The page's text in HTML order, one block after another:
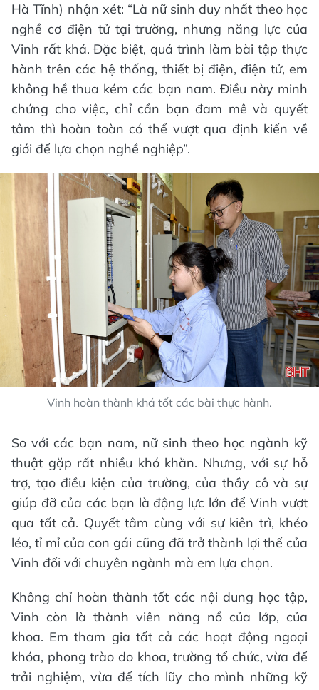
Hà Tĩnh) nhận xét: “Là nữ sinh duy nhất theo học
nghề cơ điện tử tại trường, nhưng năng lực của
Vinh rất khá. Đặc biệt, quá trình làm bài tập thực
hành trên các hệ thống, thiết bị điện, điện tử, em
không hề thua kém các bạn nam. Điều này minh
chứng cho việc, chỉ cần bạn đam mê và quyết
tâm thì hoàn toàn có thể vượt qua định kiến về
giới để lựa chọn nghề nghiệp”.
Vinh hoàn thành khá tốt các bài thực hành.
So với các bạn nam, nữ sinh theo học ngành kỹ
thuật gặp rất nhiều khó khăn. Nhưng, với sự hỗ
trợ, tạo điều kiện của trường, của thầy cô và sự
giúp đỡ của các bạn là động lực lớn để Vinh vượt
qua tất cả. Quyết tâm cùng với sự kiên trì, khéo
léo, tỉ mỉ của con gái cũng đã trở thành lợi thế của
Vinh đối với chuyên ngành mà em lựa chọn.
Không chỉ hoàn thành tốt các nội dung học tập,
Vinh còn là thành viên năng nổ của lớp, của
khoa. Em tham gia tất cả các hoạt động ngoại
khóa, phong trào do khoa, trường tổ chức, vừa để
trải nghiệm, vừa để tích lũy cho mình những kỹ